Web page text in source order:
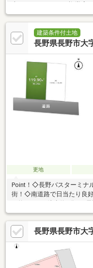
半スーパーセンター権堂店
話番号やホームページでも
0120-055-779 】・ホームページ 【 ハウスドゥ長野柳町 】 で検
索
建築条件付土地
長野県長野市大
更地
Point！◇長野バスターミナ
街！◇南道路で日当たり良
約5分）■ローソン長野県庁
南石千堂店まで約650ｍ（
約12分）◆APHグループで
増減する可能性があります
緑化義務等があります
長野県長野市大